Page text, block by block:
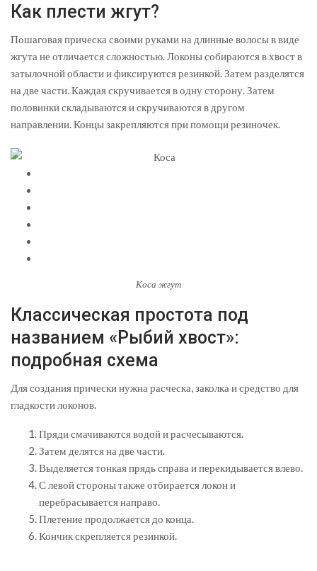
Как плести жгут?
Пошаговая прическа своими руками на длинные волосы в виде
жгута не отличается сложностью. Локоны собираются в хвост в
затылочной области и фиксируются резинкой. Затем разделятся
на две части. Каждая скручивается в одну сторону. Затем
половинки складываются и скручиваются в другом
направлении. Концы закрепляются при помощи резиночек.
Коса жгут
Классическая простота под
названием «Рыбий хвост»:
подробная схема
Для создания прически нужна расческа, заколка и средство для
гладкости локонов.
Пряди смачиваются водой и расчесываются.
Затем делятся на две части.
Выделяется тонкая прядь справа и перекидывается влево.
С левой стороны также отбирается локон и
перебрасывается направо.
Плетение продолжается до конца.
Кончик скрепляется резинкой.